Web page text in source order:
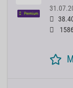
Premium